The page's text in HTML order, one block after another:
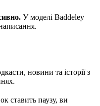
У моделі Baddeley
новини та історії з
ставить паузу, ви